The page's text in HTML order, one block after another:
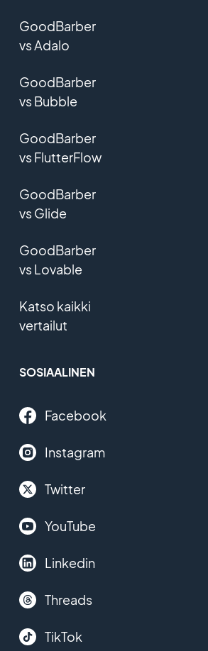
GoodBarber
vs Adalo
GoodBarber
vs Bubble
GoodBarber
vs FlutterFlow
GoodBarber
vs Glide
GoodBarber
vs Lovable
Katso kaikki
vertailut
SOSIAALINEN
Facebook
Instagram
Twitter
YouTube
Linkedin
Threads
TikTok